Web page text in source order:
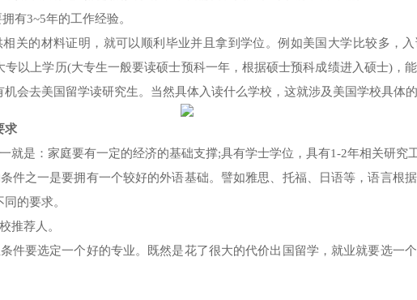
有3~5年的工作经验。
关的材料证明，就可以顺利毕业并且拿到学位。例如美国大学比较多，
以上学历(大专生一般要读硕士预科一年，根据硕士预科成绩进入硕士)，
会去美国留学读研究生。当然具体入读什么学校，这就涉及美国学校具体的
求
就是：家庭要有一定的经济的基础支撑;具有学士学位，具有1-2年相关研究工
件之一是要拥有一个较好的外语基础。譬如雅思、托福、日语等，语言根
的要求。
推荐人。
件要选定一个好的专业。既然是花了很大的代价出国留学，就业就要选一